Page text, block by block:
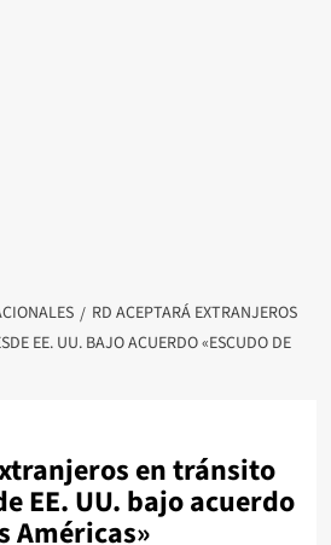
RD ACEPTARÁ EXTRANJEROS
EE. UU. BAJO ACUERDO «ESCUDO DE
en tránsito
EE. UU. bajo acuerdo
Américas»